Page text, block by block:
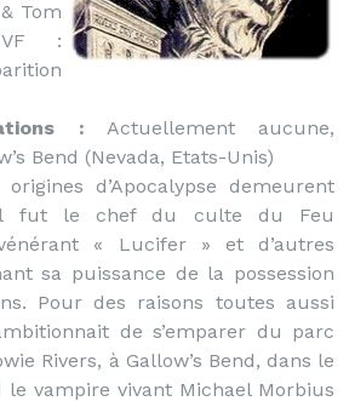
Tom
:
: Actuellement aucune,
Bend (Nevada, Etats-Unis)
origines d’Apocalypse demeurent
fut le chef du culte du Feu
« Lucifer » et d’autres
sa puissance de la possession
Pour des raisons toutes aussi
de s’emparer du parc
Rivers, à Gallow’s Bend, dans le
le vampire vivant Michael Morbius